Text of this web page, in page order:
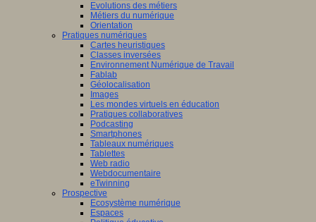
Evolutions des métiers
Métiers du numérique
Orientation
Pratiques numériques
Cartes heuristiques
Classes inversées
Environnement Numérique de Travail
Fablab
Géolocalisation
Images
Les mondes virtuels en éducation
Pratiques collaboratives
Podcasting
Smartphones
Tableaux numériques
Tablettes
Web radio
Webdocumentaire
eTwinning
Prospective
Ecosystème numérique
Espaces